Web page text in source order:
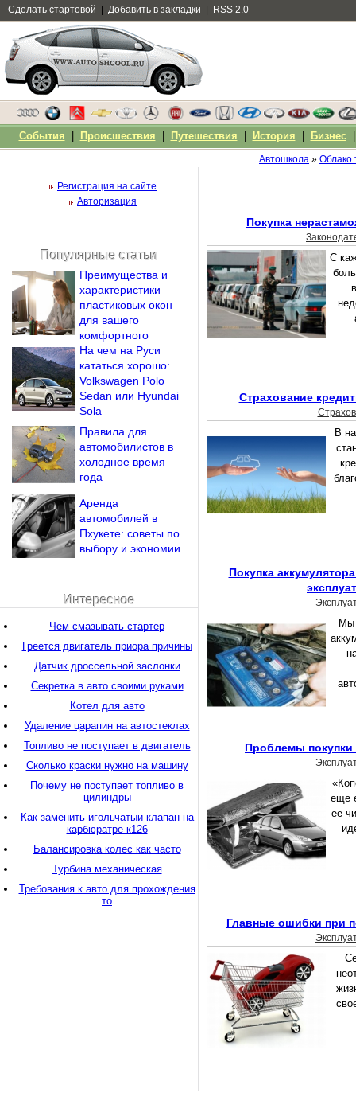
Автошкола » Облако
Покупка
С
Страхование
В
Покупка
Мы
Проблемы покупки
еще
ее
Главные ошибки при
Регистрация на сайте
Авторизация
Напомнить пароль?
Популярные статьи
Преимущества и
характеристики
пластиковых окон
для вашего
комфортного
На чем на Руси
кататься хорошо:
Volkswagen Polo
Sedan или Hyundai
Sola
Правила для
автомобилистов в
холодное время
года
Аренда
автомобилей в
Пхукете: советы по
выбору и экономии
Интересное
Чем смазывать стартер
Греется двигатель приора причины
Датчик дроссельной заслонки
Секретка в авто своими руками
Котел для авто
Удаление царапин на автостеклах
Топливо не поступает в двигатель
Сколько краски нужно на машину
Почему не поступает топливо в
цилиндры
Как заменить игольчатыи клапан на
карбюратре к126
Балансировка колес как часто
Турбина механическая
Требования к авто для прохождения
то
Сделать стартовой Добавить в закладки RSS 2.0
События Происшествия Путешествия История Бизнес